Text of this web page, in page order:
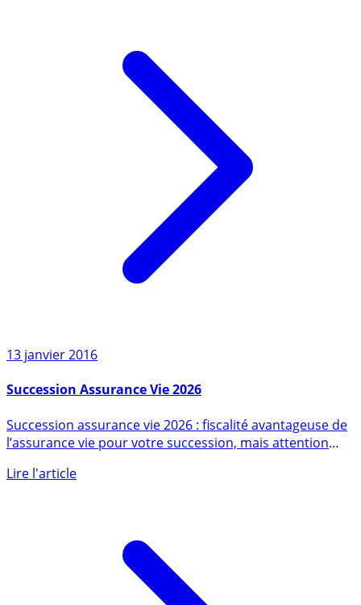
13 janvier 2016
Succession Assurance Vie 2026
Succession assurance vie 2026 : fiscalité avantageuse de
l’assurance vie pour votre succession, mais attention